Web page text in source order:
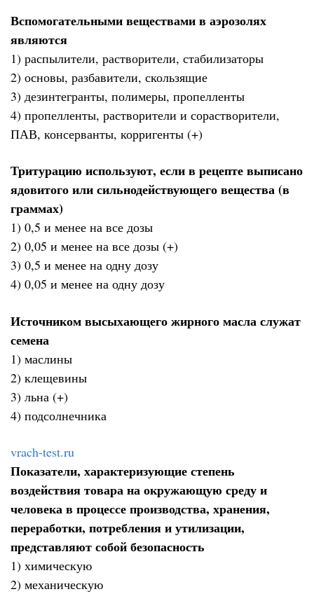
Вспомогательными веществами в аэрозолях
являются
1) распылители, растворители, стабилизаторы
2) основы, разбавители, скользящие
3) дезинтегранты, полимеры, пропелленты
4) пропелленты, растворители и сорастворители,
ПАВ, консерванты, корригенты (+)
Тритурацию используют, если в рецепте выписано
ядовитого или сильнодействующего вещества (в
граммах)
1) 0,5 и менее на все дозы
2) 0,05 и менее на все дозы (+)
3) 0,5 и менее на одну дозу
4) 0,05 и менее на одну дозу
Источником высыхающего жирного масла служат
семена
1) маслины
2) клещевины
3) льна (+)
4) подсолнечника
vrach-test.ru
Показатели, характеризующие степень
воздействия товара на окружающую среду и
человека в процессе производства, хранения,
переработки, потребления и утилизации,
представляют собой безопасность
1) химическую
2) механическую